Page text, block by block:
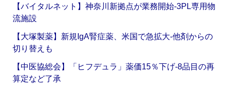
【バイタルネット】神奈川新拠点が業務開始‐3PL専用物
流施設
【大塚製薬】新規IgA腎症薬、米国で急拡大‐他剤からの
切り替えも
【中医協総会】「ヒフデュラ」薬価15％下げ‐8品目の再
算定など了承